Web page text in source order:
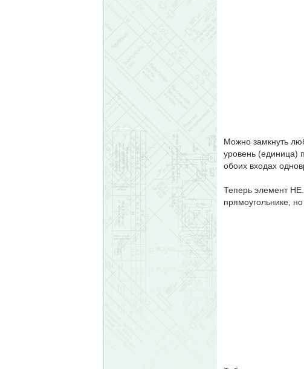
Можно замкнуть
уровень (единица)
обоих входах
Теперь элемент
прямоугольнике,